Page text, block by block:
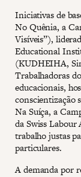
Iniciativas de
No Quênia, a
Visíveis”),
Educational
(KUDHEIHA,
Trabalhadoras
educacionais,
conscientização
Na Suíça, a
da Swiss Labour
trabalho justas
particulares.
A demanda por